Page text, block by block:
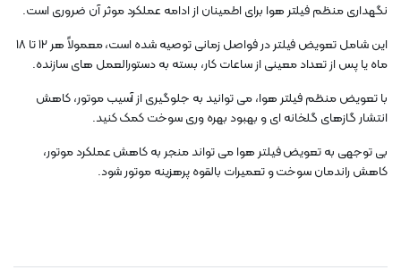
نگهداری منظم فیلتر هوا برای اطمینان از ادامه عملکرد موثر آن ضروری است.
این شامل تعویض فیلتر در فواصل زمانی توصیه شده است، معمولاً هر 12 تا 18
ماه یا پس از تعداد معینی از ساعات کار، بسته به دستورالعمل های سازنده.
با تعویض منظم فیلتر هوا، می توانید به جلوگیری از آسیب موتور، کاهش
انتشار گازهای گلخانه ای و بهبود بهره وری سوخت کمک کنید.
بی توجهی به تعویض فیلتر هوا می تواند منجر به کاهش عملکرد موتور،
کاهش راندمان سوخت و تعمیرات بالقوه پرهزینه موتور شود.